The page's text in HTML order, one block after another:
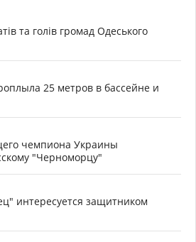
та голів громад Одеського
25 метров в бассейне и
чемпиона Украины
"Черноморцу"
интересуется защитником